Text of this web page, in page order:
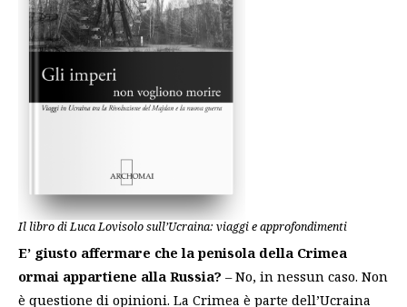
Il libro di Luca Lovisolo sull’Ucraina: viaggi e approfondimenti
E’ giusto affermare che la penisola della Crimea
ormai appartiene alla Russia? – No, in nessun caso. Non
è questione di opinioni. La Crimea è parte dell’Ucraina